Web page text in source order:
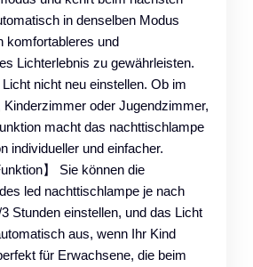
in denselben Modus
komfortableres und
Lichterlebnis zu gewährleisten.
nicht neu einstellen. Ob im
Kinderzimmer oder Jugendzimmer,
macht das nachttischlampe
individueller und einfacher.
】 Sie können die
led nachttischlampe je nach
Stunden einstellen, und das Licht
aus, wenn Ihr Kind
für Erwachsene, die beim